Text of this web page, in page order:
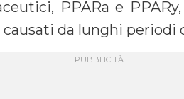
PPARa e
da lunghi periodi